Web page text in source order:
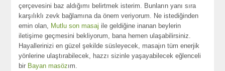
çerçevesini baz aldığımı belirtmek isterim. Bunların yanı sıra
karşılıklı zevk bağlamına da önem veriyorum. Ne istediğinden
emin olan, Mutlu son masaj ile geldiğine inanan beylerin
iletişime geçmesini bekliyorum, bana hemen ulaşabilirsiniz.
Hayallerinizi en güzel şekilde süsleyecek, masajın tüm enerjik
yönlerine ulaştırabilecek, hazzı sizinle yaşayabilecek eğlenceli
bir Bayan masözım.